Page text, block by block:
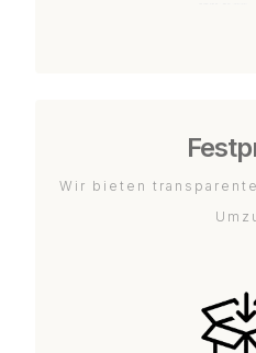
Wir bieten